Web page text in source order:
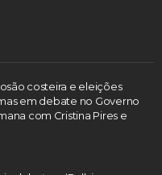
costeira e eleições
em debate no Governo
com Cristina Pires e